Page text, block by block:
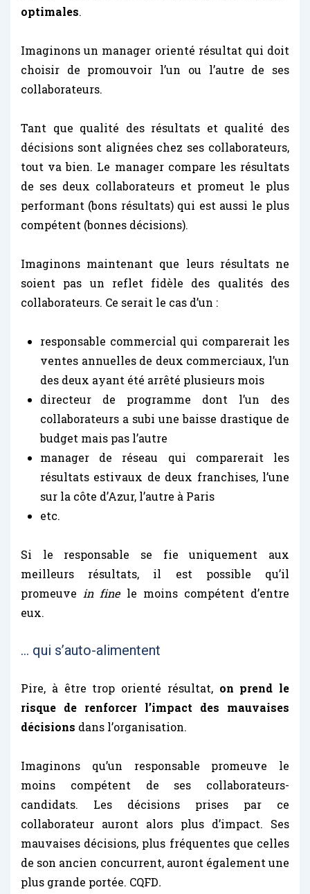
optimales.
Imaginons un manager orienté résultat qui doit
choisir de promouvoir l’un ou l’autre de ses
collaborateurs.
Tant que qualité des résultats et qualité des
décisions sont alignées chez ses collaborateurs,
tout va bien. Le manager compare les résultats
de ses deux collaborateurs et promeut le plus
performant (bons résultats) qui est aussi le plus
compétent (bonnes décisions).
Imaginons maintenant que leurs résultats ne
soient pas un reflet fidèle des qualités des
collaborateurs. Ce serait le cas d’un :
responsable commercial qui comparerait les
ventes annuelles de deux commerciaux, l’un
des deux ayant été arrêté plusieurs mois
directeur de programme dont l’un des
collaborateurs a subi une baisse drastique de
budget mais pas l’autre
manager de réseau qui comparerait les
résultats estivaux de deux franchises, l’une
sur la côte d’Azur, l’autre à Paris
etc.
Si le responsable se fie uniquement aux
meilleurs résultats, il est possible qu’il
promeuve in finele moins compétent d’entre
eux.
… qui s’auto-alimentent
Pire, à être trop orienté résultat, on prend le
risque de renforcer l’impact des mauvaises
décisions dans l’organisation.
Imaginons qu’un responsable promeuve le
moins compétent de ses collaborateurs-
candidats. Les décisions prises par ce
collaborateur auront alors plus d’impact. Ses
mauvaises décisions, plus fréquentes que celles
de son ancien concurrent, auront également une
plus grande portée. CQFD.